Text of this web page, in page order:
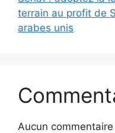
terrain au profit de
arabes unis
Aucun